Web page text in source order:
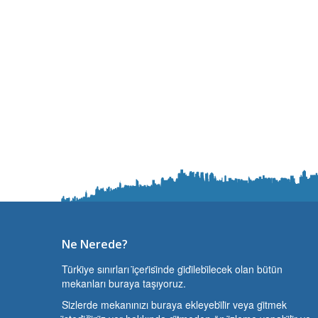
Ne Nerede?
Türki̇ye sınırları i̇çeri̇si̇nde gi̇di̇lebi̇lecek olan bütün
mekanları buraya taşıyoruz.
Si̇zlerde mekanınızı buraya ekleyebi̇li̇r veya gi̇tmek